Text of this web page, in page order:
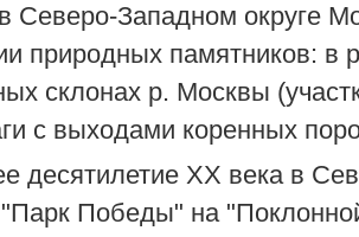
Северо-Западном округе
природных памятников: в
склонах р. Москвы
с выходами коренных
десятилетие XX века в
Победы" на